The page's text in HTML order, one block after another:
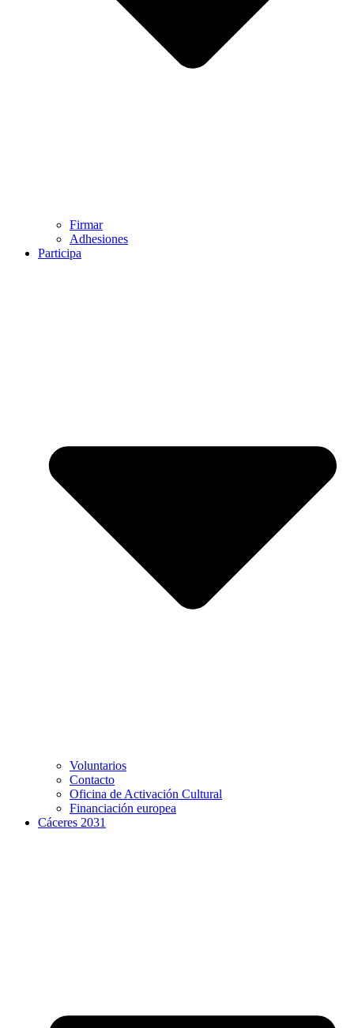
Firmar
Adhesiones
Participa
Voluntarios
Contacto
Oficina de Activación Cultural
Financiación europea
Cáceres 2031